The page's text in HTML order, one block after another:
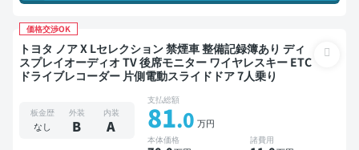
価格交渉OK
トヨタ ノア X Lセレクション 禁煙車 整備記録簿あり ディ
スプレイオーディオ TV 後席モニター ワイヤレスキー ETC
ドライブレコーダー 片側電動スライドドア 7人乗り
板金歴
なし
外装
B
内装
A
支払総額
81.0 万円
本体価格 諸費用